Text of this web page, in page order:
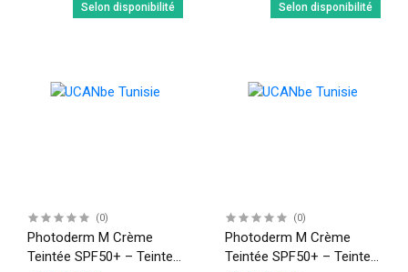
Selon disponibilité
(0)
Photoderm M Crème
Teintée SPF50+ – Teinte
Selon disponibilité
(0)
Photoderm M Crème
Teintée SPF50+ – Teinte